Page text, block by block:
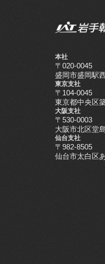
本社
〒020-0045
盛岡市盛岡駅
東京支社
〒104-0045
東京都中央区
大阪支社
〒530-0003
大阪市北区堂
仙台支社
〒982-8505
仙台市太白区